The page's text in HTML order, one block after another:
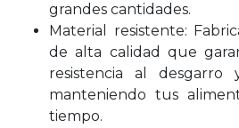
grandes cantidades.
Material resistente:
de alta calidad que
resistencia al
manteniendo tus
tiempo.